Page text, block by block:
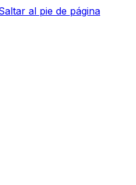
al pie de página